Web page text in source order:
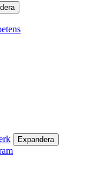
Expandera